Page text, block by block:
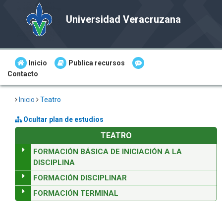
Universidad Veracruzana
Inicio
Publica recursos
Contacto
Inicio Teatro
Ocultar plan de estudios
TEATRO
FORMACIÓN BÁSICA DE INICIACIÓN A LA
DISCIPLINA
FORMACIÓN DISCIPLINAR
FORMACIÓN TERMINAL